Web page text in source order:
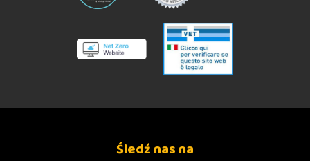
Śledź nas na